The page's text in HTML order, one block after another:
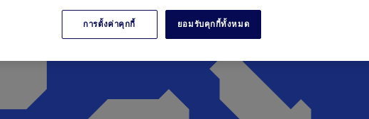
การตั้งค่าคุกกี้ ยอมรับคุกกี้ทั้งหมด